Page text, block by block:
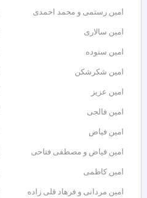
امین رستمی و محمد احمدی
امین سالاری
امین ستوده
امین شکرشکن
امین عزیز
امین فالجی
امین فیاض
امین فیاض و مصطفی فتاحی
امین کاظمی
امین مردانی و فرهاد قلی زاده